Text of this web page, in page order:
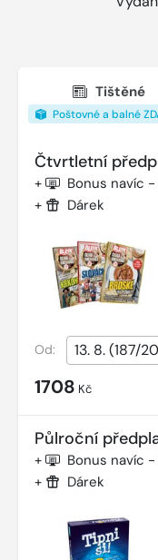
Tištěné
Poštovné a balné
Čtvrtletní
+ Bonus navíc
+ Dárek
Od:
1708 Kč
Půlroční
+ Bonus navíc
+ Dárek